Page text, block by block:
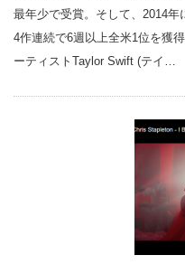
最年少で受賞。そして、2014
4作連続で6週以上全米1位を獲
ーティストTaylor Swift (テイ…